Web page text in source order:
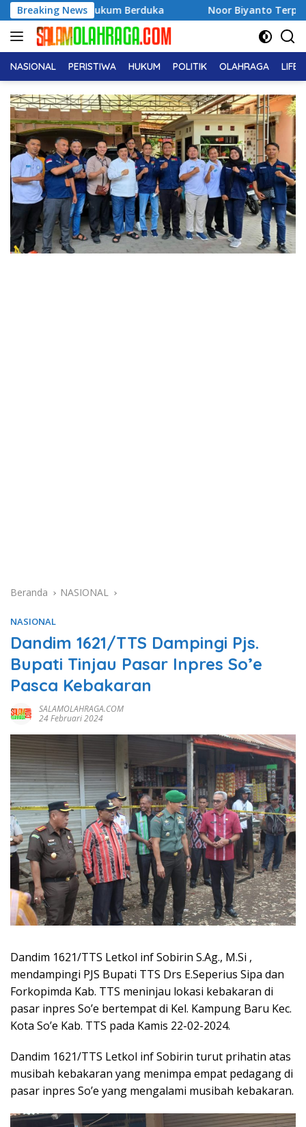
Langsung
ke
konten
Breaking News
Berduka Noor Biyanto Terpilih Aklamasi Pimpin
NASIONAL PERISTIWA HUKUM POLITIK OLAHRAGA
Beranda NASIONAL
NASIONAL
Dandim 1621/TTS Dampingi Pjs.
Bupati Tinjau Pasar Inpres So’e
Pasca Kebakaran
SALAMOLAHRAGA.COM
24 Februari 2024
Dandim 1621/TTS Letkol inf Sobirin S.Ag., M.Si ,
mendampingi PJS Bupati TTS Drs E.Seperius Sipa dan
Forkopimda Kab. TTS meninjau lokasi kebakaran di
pasar inpres So’e bertempat di Kel. Kampung Baru Kec.
Kota So’e Kab. TTS pada Kamis 22-02-2024.
Dandim 1621/TTS Letkol inf Sobirin turut prihatin atas
musibah kebakaran yang menimpa empat pedagang di
pasar inpres So’e yang mengalami musibah kebakaran.